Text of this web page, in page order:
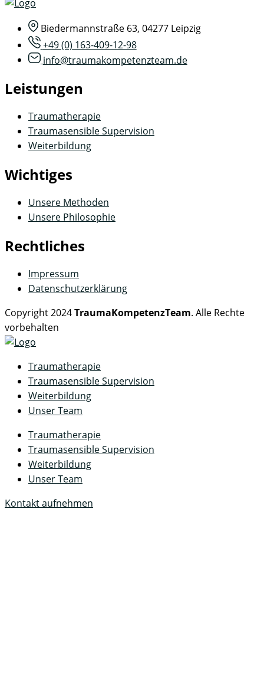
Biedermannstraße 63, 04277 Leipzig
+49 (0) 163-409-12-98
info@traumakompetenzteam.de
Leistungen
Traumatherapie
Traumasensible Supervision
Weiterbildung
Wichtiges
Unsere Methoden
Unsere Philosophie
Rechtliches
Impressum
Datenschutz­erklärung
Copyright 2024TraumaKompetenzTeam. Alle Rechte
vorbehalten
Traumatherapie
Traumasensible Supervision
Weiterbildung
Unser Team
Traumatherapie
Traumasensible Supervision
Weiterbildung
Unser Team
Kontakt aufnehmen